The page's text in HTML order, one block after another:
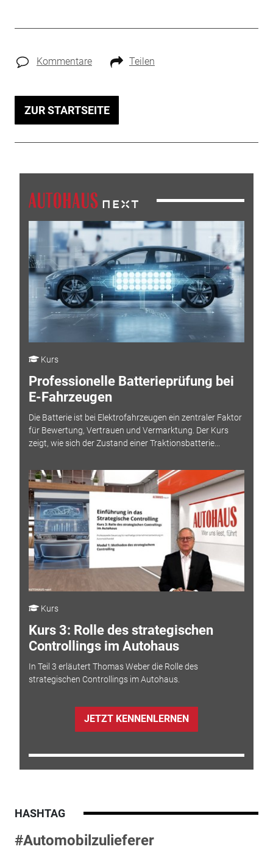
Kommentare Teilen
ZUR STARTSEITE
Kurs
Professionelle Batterieprüfung bei
E-Fahrzeugen
Die Batterie ist bei Elektrofahrzeugen ein zentraler Faktor
für Bewertung, Vertrauen und Vermarktung. Der Kurs
zeigt, wie sich der Zustand einer Traktionsbatterie...
Kurs
Kurs 3: Rolle des strategischen
Controllings im Autohaus
In Teil 3 erläutert Thomas Weber die Rolle des
strategischen Controllings im Autohaus.
JETZT KENNENLERNEN
HASHTAG
#Automobilzulieferer